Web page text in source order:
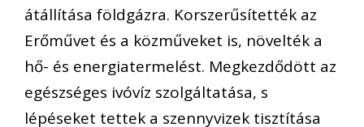
átállítása földgázra. Korszerűsítették az
Erőművet és a közműveket is, növelték a
hő- és energiatermelést. Megkezdődött az
egészséges ivóvíz szolgáltatása, s
lépéseket tettek a szennyvizek tisztítása